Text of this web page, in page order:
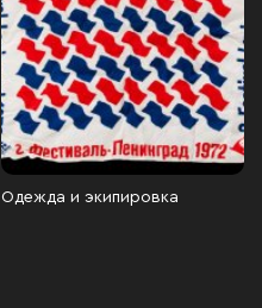
Одежда и экипировка